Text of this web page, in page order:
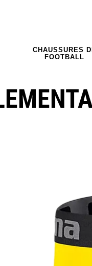
CHAUSSURES
FOOTBALL